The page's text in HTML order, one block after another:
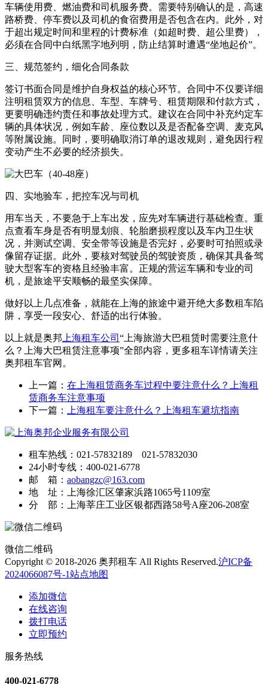
车辆使用费、燃油费和司机服务费。需要特别确认的是，高速
路桥费、停车费以及司机的食宿费用是否包含在内。此外，对
于超出规定时间和里程的计费标准（如超时费、超公里费），
必须在合同中白纸黑字地列明，防止结算时遭遇“坐地起价”。
三、规范签约，细化合同条款
签订书面合同是维护自身权益的核心环节。合同中不仅要详细
注明租赁双方的信息、车型、车牌号、租赁期限和付款方式，
更要明确违约责任和事故处理方式。建议在合同中补充约定车
辆的具体状况，例如车龄、座位数以及是否配备空调、麦克风
等附属设施。同时，要明确取消订单的退改规则，避免因行程
变动产生不必要的经济损失。
四、实地验车，把控车况与司机
用车当天，不要急于上车出发，应先对车辆进行基础检查。重
点查看车身是否有明显划痕、轮胎磨损程度以及车内卫生状
况，并测试空调、安全带等设施是否完好，必要时可拍照或录
像留存证据。此外，要核对驾驶员的驾驶资质，确保其具备驾
驶大型客车的资格且经验丰富。正规的营运车辆和专业的司
机，是旅途平安顺畅的最坚实保障。
做好以上几点准备，就能在上海的旅途中避开绝大多数租车陷
阱，享受一段安心、舒适的出行体验。
以上就是奥邦 上海租车公司 “上海旅游大巴租赁时需要注意什
么？上海大巴租赁注意事项”全部内容，更多租车详情请关注
奥邦租车官网。
上一篇： 在上海租赁商务车过程中要注意什么？上海租
赁商务车注意事项
下一篇：
上海租车要注意什么？上海租车避坑指南
租车热线：021-57832189 021-57832030
24小时专线：400-021-6778
邮 箱： aobangzc@163.com
地 址：上海徐汇区肇家浜路1065号1109室
分 部：上海莘庄工业区银都西路58号A座206-208室
微信二维码
Copyright © 2018-2026 奥邦租车 All Rights Reserved.沪ICP备
2024066087号-1站点地图
添加微信
在线咨询
拨打电话
立即预约
服务热线
400-021-6778